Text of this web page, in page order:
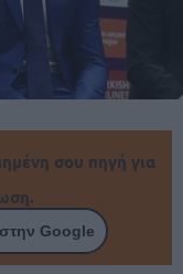
σου πηγή για
Google